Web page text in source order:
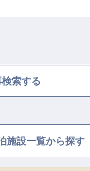
索する
施設一覧から探す